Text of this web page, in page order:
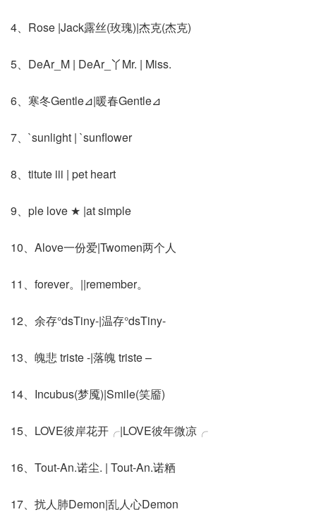
4、Rose |Jack露丝(玫瑰)|杰克(杰克)
5、DeAr_M | DeAr_丫Mr. | Miss.
6、寒冬Gentle⊿|暖春Gentle⊿
7、`sunlight | `sunflower
8、titute iii | pet heart
9、ple love ★ |at simple
10、Alove一份爱|Twomen两个人
11、forever。||remember。
12、余存°dsTiny-|温存°dsTiny-
13、魄悲 triste -|落魄 triste –
14、Incubus(梦魇)|Smile(笑靥)
15、LOVE彼岸花开╭|LOVE彼年微凉╭
16、Tout-An.诺尘. | Tout-An.诺粞
17、扰人肺Demon|乱人心Demon